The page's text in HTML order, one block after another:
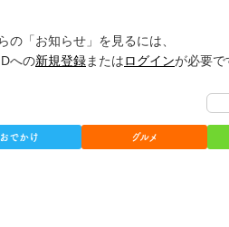
の「お知らせ」を見るには、
への新規登録またはログインが必要
おでかけ グルメ